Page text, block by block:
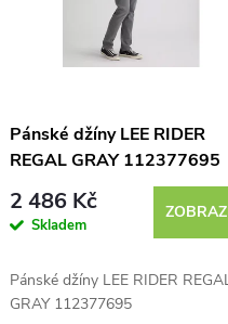
Pánské džíny LEE RIDER
REGAL GRAY 112377695
2 486 Kč
Skladem
Pánské džíny LEE RIDER
GRAY 112377695